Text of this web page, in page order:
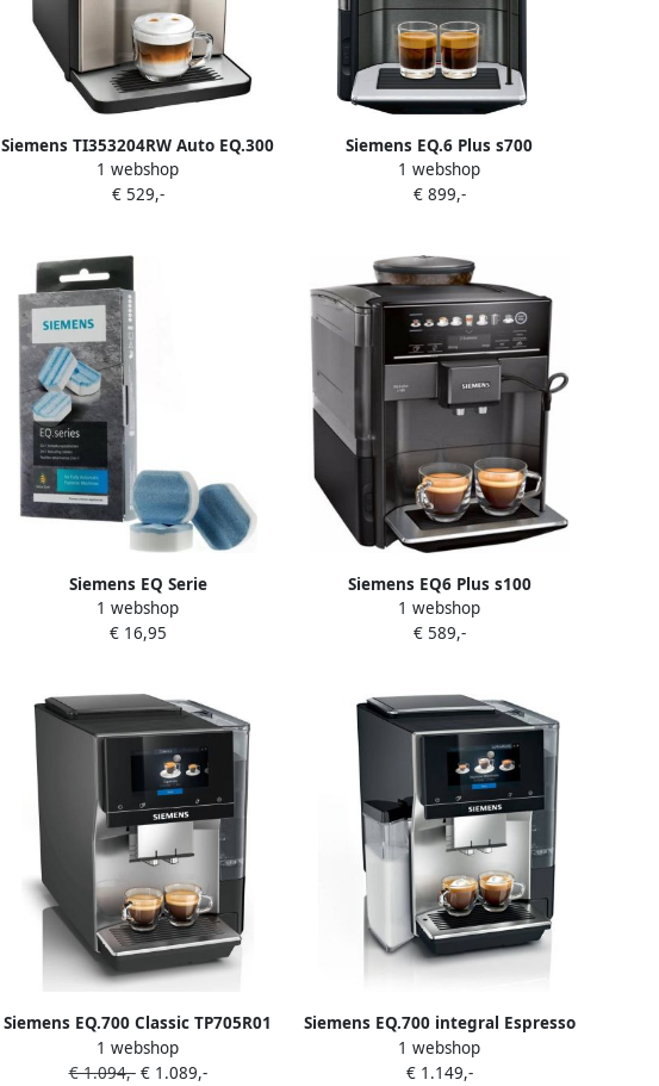
Siemens TI353204RW Auto EQ.300
Expression Machine 1300W 15
repen 5 dranken Bonencontainer
1 webshop
€ 529,-
Siemens EQ.6 Plus s700
TE657319RW | Espressomachines
| Keuken&Koken Koffie&Ontbijt |
1 webshop
€ 899,-
Siemens EQ Serie
Ontkalkingstabletten 3 Stuks
1 webshop
€ 16,95
Siemens EQ6 Plus s100
TE651319RW Volautomatische
espressomachine Antraciet grijs
1 webshop
€ 589,-
Siemens EQ.700 Classic TP705R01
| Espressomachines |
Keuken&Koken Koffie&Ontbijt |
1 webshop
€ 1.094,-€ 1.089,-
Siemens EQ.700 integral Espresso
volautomaat Silver Metallic
1 webshop
€ 1.149,-